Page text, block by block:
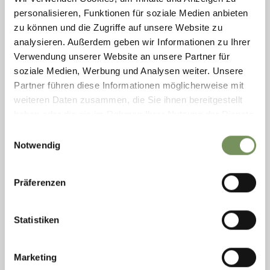
personalisieren, Funktionen für soziale Medien anbieten
zu können und die Zugriffe auf unsere Website zu
analysieren. Außerdem geben wir Informationen zu Ihrer
Verwendung unserer Website an unsere Partner für
soziale Medien, Werbung und Analysen weiter. Unsere
Partner führen diese Informationen möglicherweise mit
weiteren Daten zusammen, die Sie ihnen bereitgestellt
Notwendig
Präferenzen
Statistiken
Marketing
WANDERN
KNEIPPWEG ST. WALBURG
Schattiger Erlebnisweg entlang des Seeufers des Zogglerstausee mit 6